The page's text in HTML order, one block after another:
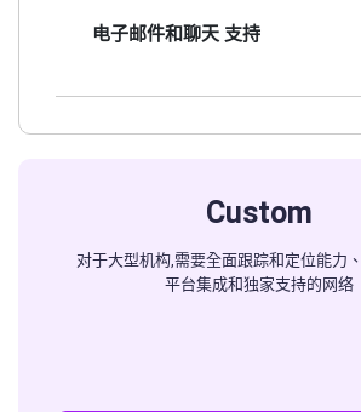
电子邮件和聊天 支持
Custom
对于大型机构,需要全面跟踪和定位能力
平台集成和独家支持的网络